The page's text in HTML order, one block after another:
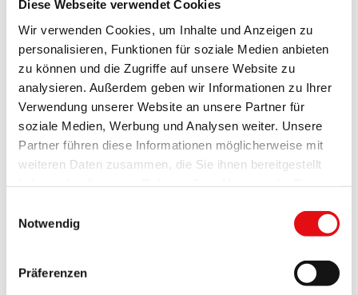
Diese Webseite verwendet Cookies
Wir verwenden Cookies, um Inhalte und Anzeigen zu
personalisieren, Funktionen für soziale Medien anbieten
zu können und die Zugriffe auf unsere Website zu
analysieren. Außerdem geben wir Informationen zu Ihrer
Verwendung unserer Website an unsere Partner für
soziale Medien, Werbung und Analysen weiter. Unsere
Partner führen diese Informationen möglicherweise mit
weiteren Daten zusammen, die Sie ihnen bereitgestellt
Notwendig
Präferenzen
Dokumente
Allgemeine Kapitel
P. General
Generaldefinitoriums
Provinzkapitel
Brüder
Schwestern
Weltlicher Orden
Declaration on the Carmelite-Teresian Charism
Generalprokurator
Lesen und Nachdenken
Conspectus OCD
Acta Ordinis
Liturgie